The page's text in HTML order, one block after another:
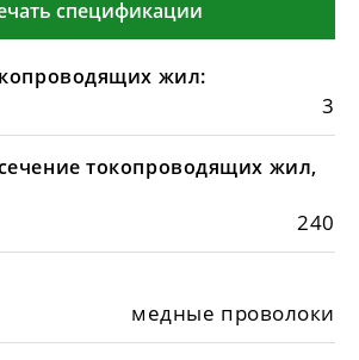
спецификации
жил:
3
токопроводящих жил,
240
медные проволоки